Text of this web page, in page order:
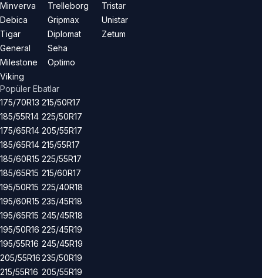
Minverva
Debica
Tigar
General
Milestone
Viking
Trelleborg
Gripmax
Diplomat
Seha
Optimo
Tristar
Unistar
Zetum
Popüler Ebatlar
175/70R13
185/55R14
175/65R14
185/65R14
185/60R15
185/65R15
195/50R15
195/60R15
195/65R15
195/50R16
195/55R16
205/55R16
215/55R16
215/50R17
225/50R17
205/55R17
215/55R17
225/55R17
215/60R17
225/40R18
235/45R18
245/45R18
225/45R19
245/45R19
235/50R19
205/55R19